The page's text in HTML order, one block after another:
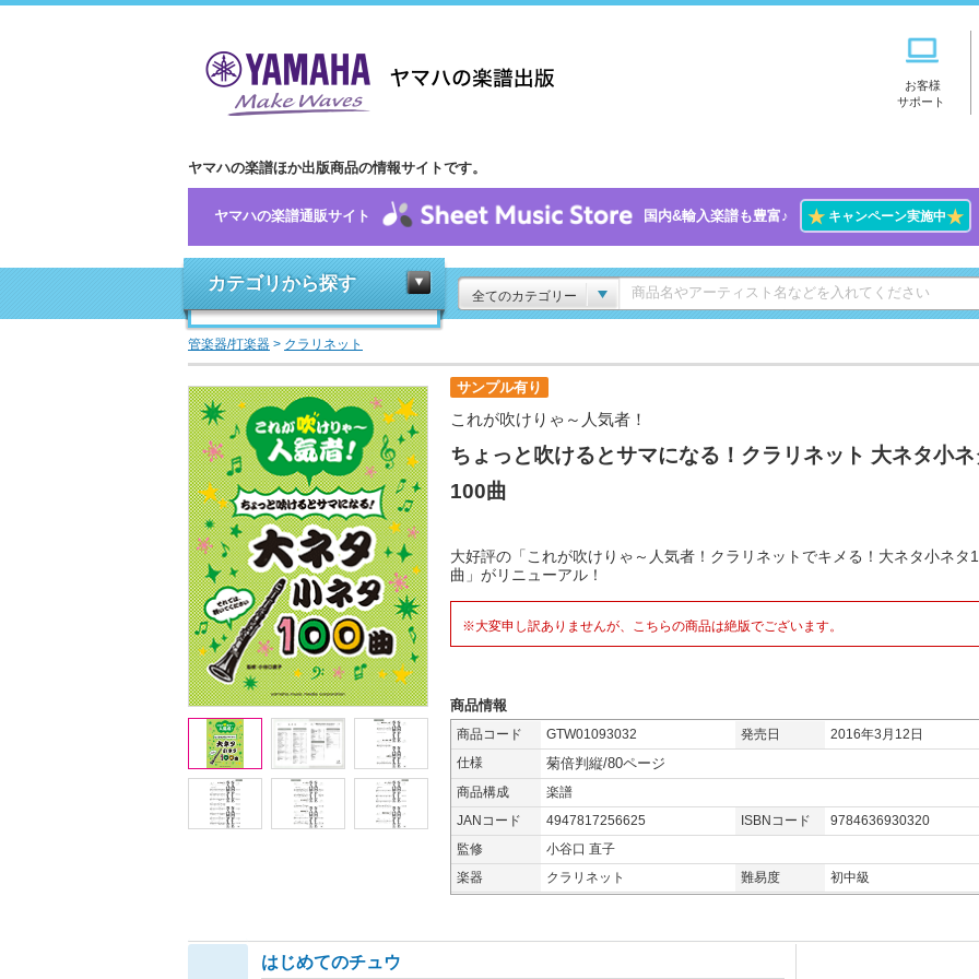
お客様
サポート
ヤマハの楽譜ほか出版商品の情報サイトです。
ヤマハの楽譜通販サイト 国内&輸入楽譜も豊富♪ ★キャンペーン実施中★
カテゴリから探す
全てのカテゴリー
管楽器/打楽器 > クラリネット
サンプル有り
これが吹けりゃ～人気者！
ちょっと吹けるとサマになる！クラリネット 大ネタ小ネ
100曲
大好評の「これが吹けりゃ～人気者！クラリネットでキメる！大ネタ小ネタ
曲」がリニューアル！
※大変申し訳ありませんが、こちらの商品は絶版でございます。
商品情報
商品コード GTW01093032 発売日
2016年3月12日
仕様
菊倍判縦/80ページ
商品構成
楽譜
JANコード
4947817256625 ISBNコード
9784636930320
監修
小谷口 直子
楽器
クラリネット 難易度 初中級
はじめてのチュウ